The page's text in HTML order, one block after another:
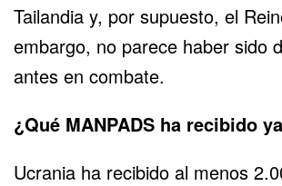
Tailandia y, por supuesto, el
embargo, no parece haber sido
antes en combate.
¿Qué MANPADS ha recibido
Ucrania ha recibido al menos